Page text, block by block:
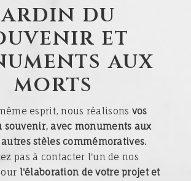
du
et
aux
morts
esprit, nous réalisons vos
souvenir, avec monuments aux
stèles commémoratives.
pas à contacter l'un de nos
l'élaboration de votre projet et